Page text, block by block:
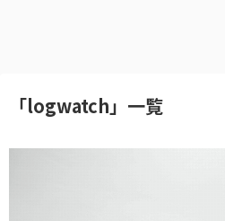
「logwatch」 一覧